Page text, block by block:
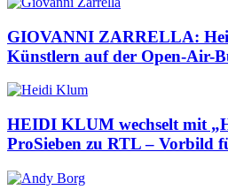
GIOVANNI ZARRELLA:
Künstlern auf der Open-Air-
HEIDI KLUM wechselt mit
ProSieben zu RTL – Vorbild